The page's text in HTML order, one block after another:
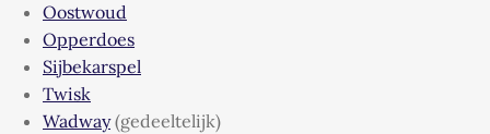
Oostwoud
Opperdoes
Sijbekarspel
Twisk
Wadway(gedeeltelijk)